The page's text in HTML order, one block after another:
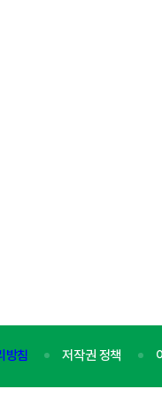
방침 저작권 정책